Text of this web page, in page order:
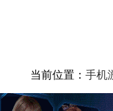
当前位置： 手机